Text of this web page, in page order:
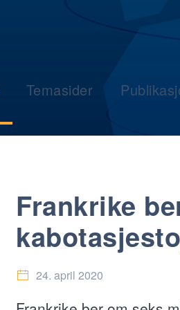
Temasider
Frankrike
24. april 2020